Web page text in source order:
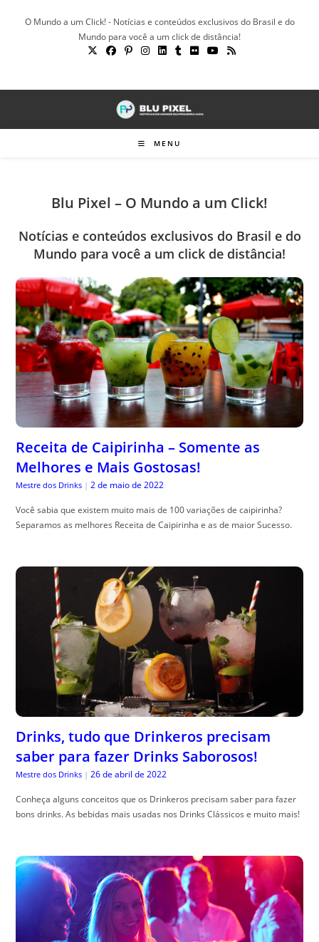
O Mundo a um Click! - Notícias e conteúdos exclusivos do Brasil e do
Mundo para você a um click de distância!
MENU
Blu Pixel – O Mundo a um Click!
Notícias e conteúdos exclusivos do Brasil e do
Mundo para você a um click de distância!
Receita de Caipirinha – Somente as
Melhores e Mais Gostosas!
Mestre dos Drinks | 2 de maio de 2022
Você sabia que existem muito mais de 100 variações de caipirinha?
Separamos as melhores Receita de Caipirinha e as de maior Sucesso.
Drinks, tudo que Drinkeros precisam
saber para fazer Drinks Saborosos!
Mestre dos Drinks | 26 de abril de 2022
Conheça alguns conceitos que os Drinkeros precisam saber para fazer
bons drinks. As bebidas mais usadas nos Drinks Clássicos e muito mais!